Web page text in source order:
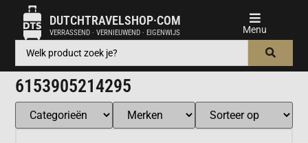
DUTCHTRAVELSHOP·COM
VERRASSEND · VERNIEUWEND · EIGENWIJS
6153905214295